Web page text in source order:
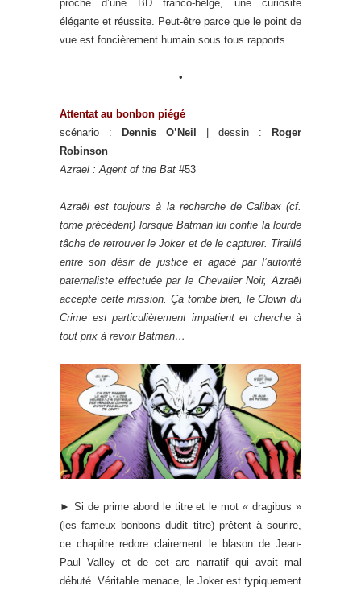
proche d’une BD franco-belge, une curiosité
élégante et réussite. Peut-être parce que le point de
vue est foncièrement humain sous tous rapports…
•
Attentat au bonbon piégé
scénario :
Dennis O’Neil | dessin : Roger
Robinson
Azrael : Agent of the Bat #53
Azraël est toujours à la recherche de Calibax (cf.
tome précédent) lorsque Batman lui confie la lourde
tâche de retrouver le Joker et de le capturer. Tiraillé
entre son désir de justice et agacé par l’autorité
paternaliste effectuée par le Chevalier Noir, Azraël
accepte cette mission. Ça tombe bien, le Clown du
Crime est particulièrement impatient et cherche à
tout prix à revoir Batman…
► Si de prime abord le titre et le mot « dragibus »
(les fameux bonbons dudit titre) prêtent à sourire,
ce chapitre redore clairement le blason de Jean-
Paul Valley et de cet arc narratif qui avait mal
débuté. Véritable menace, le Joker est typiquement